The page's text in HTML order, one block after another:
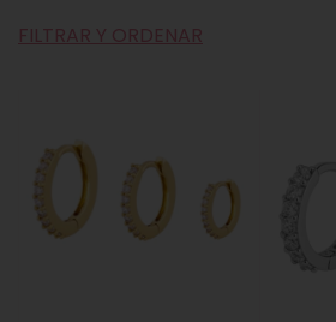
FILTRAR Y ORDENAR